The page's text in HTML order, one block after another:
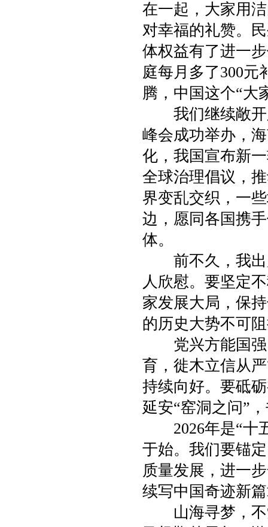
在一起，大家用
对幸福的礼赞。
体权益有了进一
庭每月多了300元
腾，中国这个“大
我们继续敞开
峰会成功举办，
化，我国宣布新
全球治理倡议，
界变乱交织，一
边，愿同各国携
体。
前不久，我出
人欣慰。要坚定
家发展大局，保
的历史大势不可
党兴方能国强
育，徙木立信从
持续向好。要砥
延安“窑洞之问”
2026年是“十五
于始。我们要锚
质量发展，进一
续写中国奇迹新
山海寻梦，不